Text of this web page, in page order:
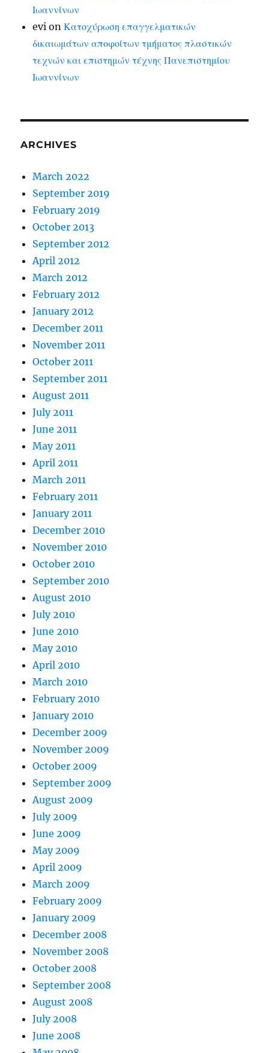
Ιωαννίνων
evi onΚατοχύρωση επαγγελματικών
δικαιωμάτων αποφοίτων τμήματος πλαστικών
τεχνών και επιστημών τέχνης Πανεπιστημίου
Ιωαννίνων
ARCHIVES
March 2022
September 2019
February 2019
October 2013
September 2012
April 2012
March 2012
February 2012
January 2012
December 2011
November 2011
October 2011
September 2011
August 2011
July 2011
June 2011
May 2011
April 2011
March 2011
February 2011
January 2011
December 2010
November 2010
October 2010
September 2010
August 2010
July 2010
June 2010
May 2010
April 2010
March 2010
February 2010
January 2010
December 2009
November 2009
October 2009
September 2009
August 2009
July 2009
June 2009
May 2009
April 2009
March 2009
February 2009
January 2009
December 2008
November 2008
October 2008
September 2008
August 2008
July 2008
June 2008